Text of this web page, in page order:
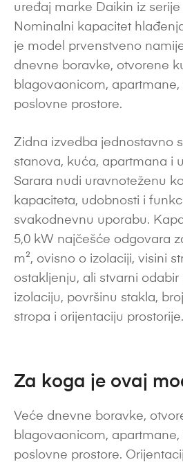
uređaj marke Daikin iz serije
Nominalni kapacitet
je model prvenstveno
dnevne boravke, otvorene
blagovaonicom,
poslovne prostore.
Zidna izvedba jednostavno
stanova, kuća, apartmana i
Sarara nudi uravnoteženu
kapaciteta, udobnosti i
svakodnevnu uporabu.
5,0 kW najčešće odgovara
m², ovisno o izolaciji, visini
ostakljenju, ali stvarni
izolaciju, površinu stakla,
stropa i orijentaciju prostorije.
Za koga je ovaj
Veće dnevne boravke,
blagovaonicom,
poslovne prostore.